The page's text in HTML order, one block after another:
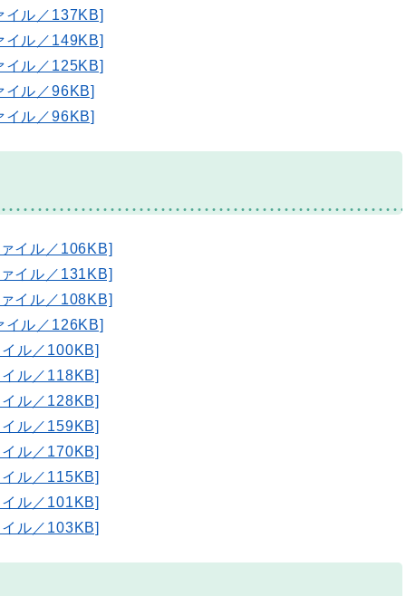
イル／137KB]
イル／149KB]
イル／125KB]
イル／96KB]
イル／96KB]
イル／106KB]
イル／131KB]
イル／108KB]
イル／126KB]
ル／100KB]
ル／118KB]
ル／128KB]
ル／159KB]
ル／170KB]
ル／115KB]
ル／101KB]
ル／103KB]